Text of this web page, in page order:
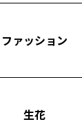
ファッション
生花